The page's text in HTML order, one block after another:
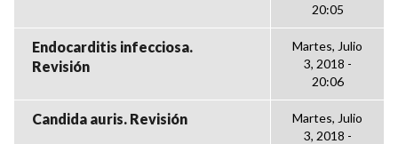
20:05
Endocarditis infecciosa.
Revisión
Martes, Julio
3, 2018 -
20:06
Candida auris. Revisión
Martes, Julio
3, 2018 -